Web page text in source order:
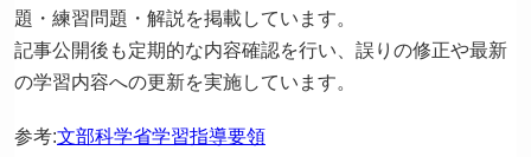
題・練習問題・解説を掲載しています。
記事公開後も定期的な内容確認を行い、誤りの修正や最新
の学習内容への更新を実施しています。
参考:文部科学省学習指導要領